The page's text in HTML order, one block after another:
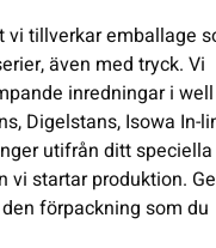
vi tillverkar emballage
även med tryck. Vi
inredningar i
, Digelstans, Isowa In-
utifrån ditt speciella
vi startar produktion.
förpackning som du